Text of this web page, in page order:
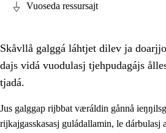
2. Prinsihpa oahppama,
Vuoseda ressursajt
Skåvllå galggá láhtjet dilev ja
dajs vidá vuodulasj tjehpudagájs
tjadá.
Jus galggap rijbbat væráldin gånnå
rijkajgasskasasj guládallamin, le dárbulasj